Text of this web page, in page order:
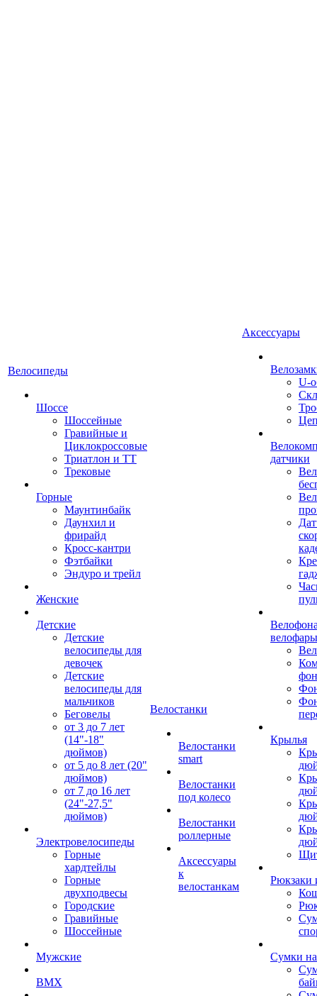
Велосипеды
Шоссе
Шоссейные
Гравийные и
Циклокроссовые
Триатлон и ТТ
Трековые
Горные
Маунтинбайк
Даунхил и
фрирайд
Кросс-кантри
Фэтбайки
Эндуро и трейл
Женские
Детские
Детские
велосипеды для
девочек
Детские
велосипеды для
мальчиков
Беговелы
от 3 до 7 лет
(14"-18"
дюймов)
от 5 до 8 лет (20"
дюймов)
от 7 до 16 лет
(24"-27,5"
дюймов)
Электровелосипеды
Горные
хардтейлы
Горные
двухподвесы
Городские
Гравийные
Шоссейные
Мужские
BMX
Велостанки
Велостанки
smart
Велостанки
под колесо
Велостанки
роллерные
Аксессуары
к
велостанкам
Аксессуары
U-
датчики
велофары
Крылья
Рюкзаки
Сумки